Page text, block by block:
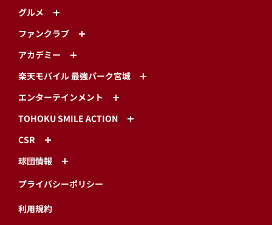
グルメ
ファンクラブ
アカデミー
楽天モバイル 最強パーク宮城
エンターテインメント
TOHOKU SMILE ACTION
CSR
球団情報
プライバシーポリシー
利用規約